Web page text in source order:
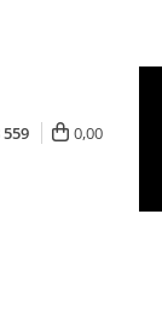
559 0,00